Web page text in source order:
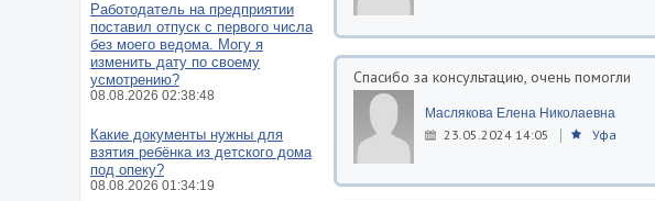
Спасибо за консультацию, очень помогли
Маслякова Елена Николаевна
23.05.2024 14:05 Уфа
Работодатель на предприятии
поставил отпуск с первого числа
без моего ведома. Могу я
изменить дату по своему
усмотрению?
08.08.2026 02:38:48
Какие документы нужны для
взятия ребёнка из детского дома
под опеку?
08.08.2026 01:34:19